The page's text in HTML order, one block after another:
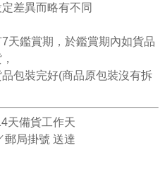
差異而略有不同
天鑑賞期，於鑑賞期內如貨品
包裝完好(商品原包裝沒有拆
天備貨工作天
局掛號 送達